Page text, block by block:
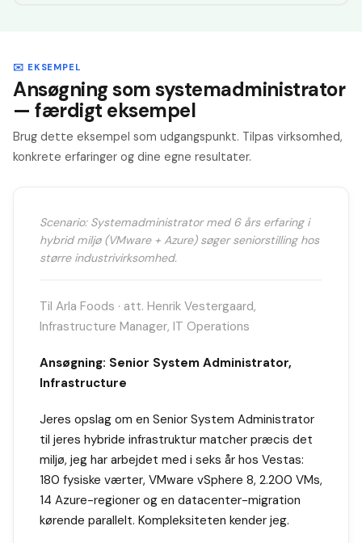
✉️ EKSEMPEL
Ansøgning som systemadministrator
— færdigt eksempel
Brug dette eksempel som udgangspunkt. Tilpas virksomhed,
konkrete erfaringer og dine egne resultater.
Scenario: Systemadministrator med 6 års erfaring i
hybrid miljø (VMware + Azure) søger seniorstilling hos
større industrivirksomhed.
Til Arla Foods · att. Henrik Vestergaard,
Infrastructure Manager, IT Operations
Ansøgning: Senior System Administrator,
Infrastructure
Jeres opslag om en Senior System Administrator
til jeres hybride infrastruktur matcher præcis det
miljø, jeg har arbejdet med i seks år hos Vestas:
180 fysiske værter, VMware vSphere 8, 2.200 VMs,
14 Azure-regioner og en datacenter-migration
kørende parallelt. Kompleksiteten kender jeg.